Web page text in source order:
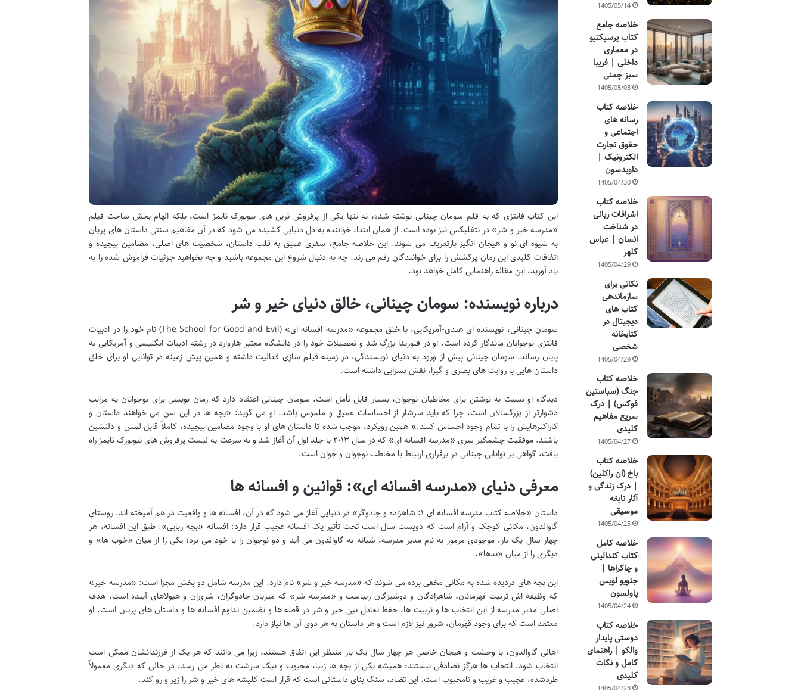
این کتاب فانتزی که به قلم سومان چینانی نوشته شده، نه تنها یکی از پرفروش ترین های نیویورک تایمز است، بلکه الهام بخش ساخت فیلم
«مدرسه خیر و شر» در نتفلیکس نیز بوده است. از همان ابتدا، خواننده به دل دنیایی کشیده می شود که در آن مفاهیم سنتی داستان های پریان
به شیوه ای نو و هیجان انگیز بازتعریف می شوند. این خلاصه جامع، سفری عمیق به قلب داستان، شخصیت های اصلی، مضامین پیچیده و
اتفاقات کلیدی این رمان پرکشش را برای خوانندگان رقم می زند. چه به دنبال شروع این مجموعه باشید و چه بخواهید جزئیات فراموش شده را به
یاد آورید، این مقاله راهنمایی کامل خواهد بود.
درباره نویسنده: سومان چینانی، خالق دنیای خیر و شر
سومان چینانی، نویسنده ای هندی-آمریکایی، با خلق مجموعه «مدرسه افسانه ای» (The School for Good and Evil) نام خود را در ادبیات
فانتزی نوجوانان ماندگار کرده است. او در فلوریدا بزرگ شد و تحصیلات خود را در دانشگاه معتبر هاروارد در رشته ادبیات انگلیسی و آمریکایی به
پایان رساند. سومان چینانی پیش از ورود به دنیای نویسندگی، در زمینه فیلم سازی فعالیت داشته و همین پیش زمینه در توانایی او برای خلق
داستان هایی با روایت های بصری و گیرا، نقش بسزایی داشته است.
دیدگاه او نسبت به نوشتن برای مخاطبان نوجوان، بسیار قابل تأمل است. سومان چینانی اعتقاد دارد که رمان نویسی برای نوجوانان به مراتب
دشوارتر از بزرگسالان است، چرا که باید سرشار از احساسات عمیق و ملموس باشد. او می گوید: «بچه ها در این سن می خواهند داستان و
کاراکترهایش را با تمام وجود احساس کنند.» همین رویکرد، موجب شده تا داستان های او با وجود مضامین پیچیده، کاملاً قابل لمس و دلنشین
باشند. موفقیت چشمگیر سری «مدرسه افسانه ای» که در سال ۲۰۱۳ با جلد اول آن آغاز شد و به سرعت به لیست پرفروش های نیویورک تایمز راه
یافت، گواهی بر توانایی چینانی در برقراری ارتباط با مخاطب نوجوان و جوان است.
معرفی دنیای «مدرسه افسانه ای»: قوانین و افسانه ها
داستان «خلاصه کتاب مدرسه افسانه ای ۱: شاهزاده و جادوگر» در دنیایی آغاز می شود که در آن، افسانه ها و واقعیت در هم آمیخته اند. روستای
گاوالدون، مکانی کوچک و آرام است که دویست سال است تحت تأثیر یک افسانه عجیب قرار دارد: افسانه «بچه ربایی». طبق این افسانه، هر
چهار سال یک بار، موجودی مرموز به نام مدیر مدرسه، شبانه به گاوالدون می آید و دو نوجوان را با خود می برد؛ یکی را از میان «خوب ها» و
دیگری را از میان «بدها».
این بچه های دزدیده شده به مکانی مخفی برده می شوند که «مدرسه خیر و شر» نام دارد. این مدرسه شامل دو بخش مجزا است: «مدرسه خیر»
که وظیفه اش تربیت قهرمانان، شاهزادگان و دوشیزگان زیباست و «مدرسه شر» که میزبان جادوگران، شروران و هیولاهای آینده است. هدف
اصلی مدیر مدرسه از این انتخاب ها و تربیت ها، حفظ تعادل بین خیر و شر در قصه ها و تضمین تداوم افسانه ها و داستان های پریان است. او
معتقد است که برای وجود قهرمان، شرور نیز لازم است و هر داستان به هر دوی آن ها نیاز دارد.
اهالی گاوالدون، با وحشت و هیجان خاصی هر چهار سال یک بار منتظر این اتفاق هستند، زیرا می دانند که هر یک از فرزندانشان ممکن است
انتخاب شود. انتخاب ها هرگز تصادفی نیستند؛ همیشه یکی از بچه ها زیبا، محبوب و نیک سرشت به نظر می رسد، در حالی که دیگری معمولاً
طردشده، عجیب و غریب و نامحبوب است. این تضاد، سنگ بنای داستانی است که قرار است کلیشه های خیر و شر را زیر و رو کند.
1405/05/14
خلاصه جامع
کتاب پرسپکتیو
در معماری
داخلی | فریبا
سبز چمنی
1405/05/03
خلاصه کتاب
رسانه های
اجتماعی و
حقوق تجارت
الکترونیک |
داویدسون
1405/04/30
خلاصه کتاب
اشراقات ربانی
در شناخت
انسان | عباس
کلهر
1405/04/29
نکاتی برای
سازماندهی
کتاب های
دیجیتال در
کتابخانه
شخصی
1405/04/29
خلاصه کتاب
جنگ (سباستین
فوکس) | درک
سریع مفاهیم
کلیدی
1405/04/27
خلاصه کتاب
باخ (ان راکلین)
| درک زندگی و
آثار نابغه
موسیقی
1405/04/25
خلاصه کامل
کتاب کندالینی
و چاکراها |
جنویو لویس
پاولسون
1405/04/24
خلاصه کتاب
دوستی پایدار
والکو | راهنمای
کامل و نکات
کلیدی
1405/04/23